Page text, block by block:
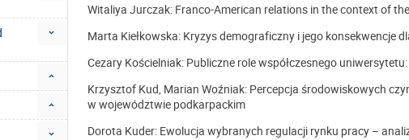
Witaliya Jurczak: Franco-American relations in the context of
Marta Kiełkowska: Kryzys demograficzny i jego konsekwencje
Cezary Kościelniak: Publiczne role współczesnego
Krzysztof Kud, Marian Woźniak: Percepcja środowiskowych
w województwie podkarpackim
Dorota Kuder: Ewolucja wybranych regulacji rynku pracy –